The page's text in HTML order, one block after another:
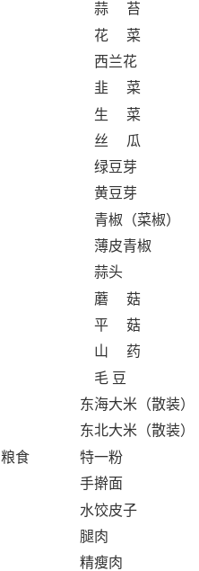
蒜 苔
花 菜
西兰花
韭 菜
生 菜
丝 瓜
绿豆芽
黄豆芽
青椒（菜椒）
薄皮青椒
蒜头
蘑 菇
平 菇
山 药
毛 豆
粮食
东海大米（散装）
东北大米（散装）
特一粉
手擀面
水饺皮子
腿肉
精瘦肉